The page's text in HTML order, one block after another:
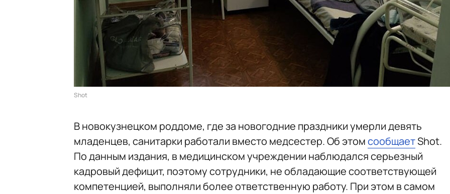
Shot
В новокузнецком роддоме, где за новогодние праздники умерли девять
младенцев, санитарки работали вместо медсестер. Об этомсообщаетShot.
По данным издания, в медицинском учреждении наблюдался серьезный
кадровый дефицит, поэтому сотрудники, не обладающие соответствующей
компетенцией, выполняли более ответственную работу. При этом в самом